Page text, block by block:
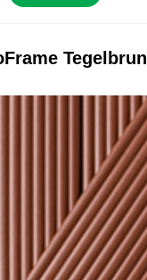
Tegelbrun